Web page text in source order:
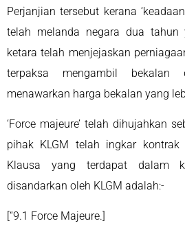
Perjanjian tersebut kerana
telah melanda negara dua
ketara telah menjejaskan
terpaksa mengambil bekalan
menawarkan harga bekalan yang
‘Force majeure’ telah dihujahkan
pihak KLGM telah ingkar kontrak
Klausa yang terdapat dalam
disandarkan oleh KLGM adalah:-
[“9.1 Force Majeure.]